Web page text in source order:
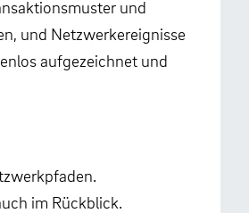
und
und Netzwerkereignisse
aufgezeichnet und
im Rückblick.